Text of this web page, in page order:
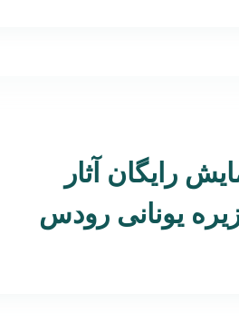
رایگان آثار
یونانی رودس